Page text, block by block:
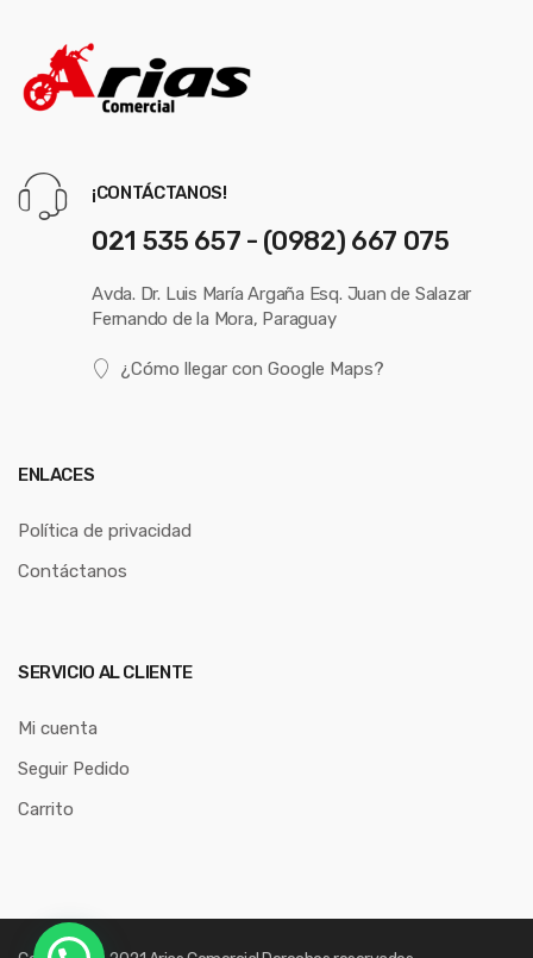
¡CONTÁCTANOS!
021 535 657 - (0982) 667 075
Avda. Dr. Luis María Argaña Esq. Juan de Salazar
Fernando de la Mora, Paraguay
¿Cómo llegar con Google Maps?
ENLACES
Política de privacidad
Contáctanos
SERVICIO AL CLIENTE
Mi cuenta
Seguir Pedido
Carrito